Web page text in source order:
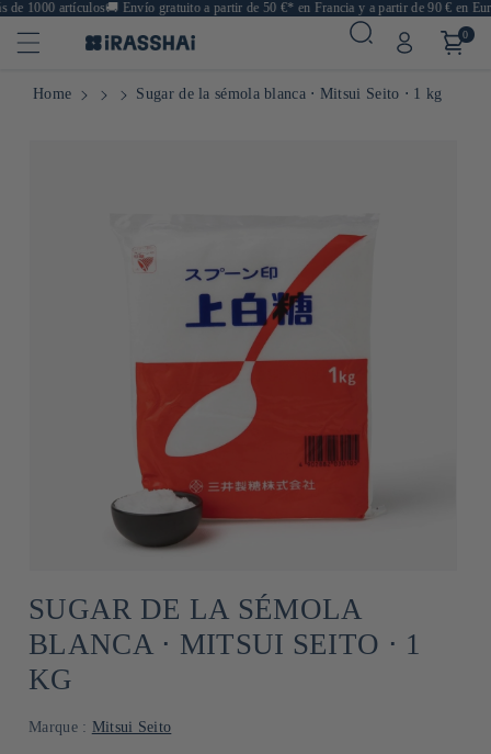
1000 artículos🚚Envío gratuito a partir de 50 €* en Francia y a partir de 90 € en
0
Home Sugar de la sémola blanca ⋅ Mitsui Seito ⋅ 1 kg
SUGAR DE LA SÉMOLA
BLANCA ⋅ MITSUI SEITO ⋅ 1
KG
Marque : Mitsui Seito